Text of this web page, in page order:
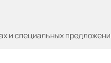
и специальных